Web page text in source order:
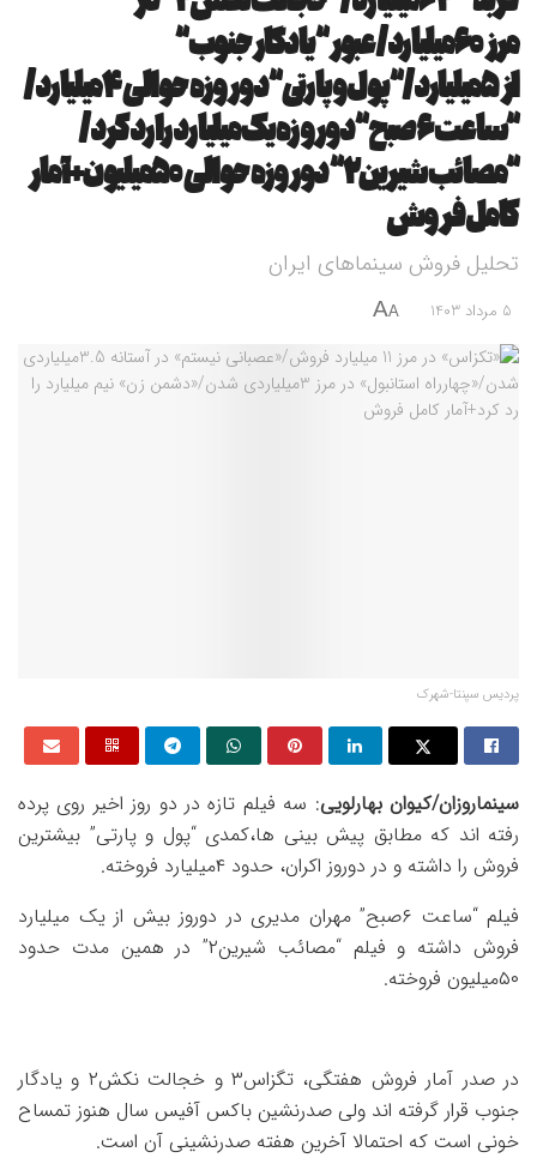
مرز ۶۰میلیارد/عبور “یادگار جنوب”
از ۵میلیارد/”پول و پارتی” دوروزه حوالی ۴میلیارد/
“ساعت ۶ صبح” دوروزه یک میلیارد را رد کرد/
“مصائب شیرین۲” دوروزه حوالی ۵۰میلیون+آمار
کامل فروش
تحلیل فروش سینماهای ایران
5 مرداد 1403 A
A
پردیس سپنتا-شهرک
سینماروزان/کیوان بهارلویی: سه فیلم تازه در دو روز اخیر روی پرده
رفته اند که مطابق پیش بینی ها،کمدی “پول و پارتی” بیشترین
فروش را داشته و در دوروز اکران، حدود ۴میلیارد فروخته‌.
فیلم “ساعت ۶صبح” مهران مدیری در دوروز بیش از یک میلیارد
فروش داشته و فیلم “مصائب شیرین۲” در همین مدت حدود
۵۰میلیون فروخته.
در صدر آمار فروش هفتگی، تگزاس۳ و خجالت نکش۲ و یادگار
جنوب قرار گرفته اند ولی صدرنشین باکس آفیس سال هنوز تمساح
خونی است که احتمالا آخرین هفته صدرنشینی آن است.